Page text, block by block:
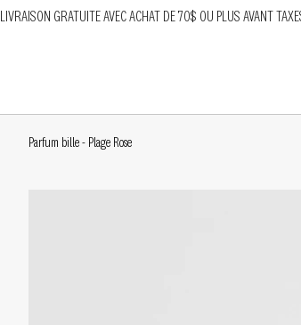
LIVRAISON GRATUITE AVEC ACHAT DE 70$ OU PLUS AVANT
Parfum bille - Plage Rose